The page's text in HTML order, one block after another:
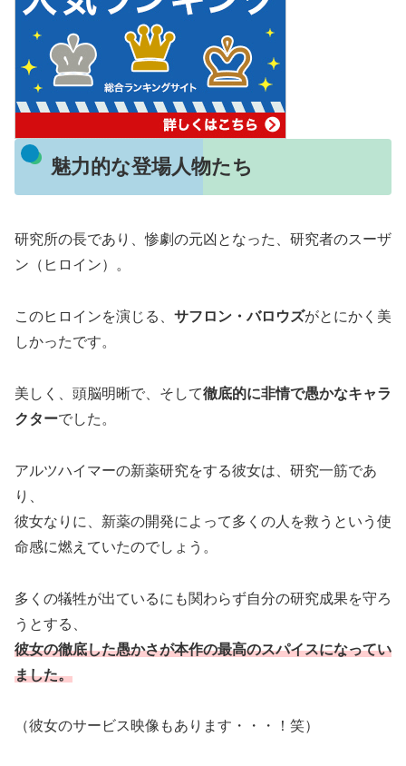
魅力的な登場人物たち
研究所の長であり、惨劇の元凶となった、研究者のスーザ
ン（ヒロイン）。
このヒロインを演じる、 サフロン・バロウズがとにかく美
しかったです。
美しく、頭脳明晰で、そして徹底的に非情で愚かなキャラ
クターでした。
アルツハイマーの新薬研究をする彼女は、研究一筋であ
り、
彼女なりに、新薬の開発によって多くの人を救うという使
命感に燃えていたのでしょう。
多くの犠牲が出ているにも関わらず自分の研究成果を守ろ
うとする、
彼女の徹底した愚かさが本作の最高のスパイスになってい
ました。
（彼女のサービス映像もあります・・・！笑）